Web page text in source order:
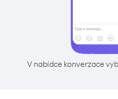
V nabídce konverzace